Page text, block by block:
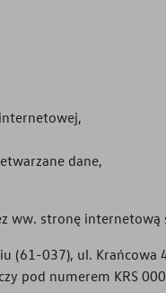
dane,
ww. stronę internetową
(61-037), ul.
pod numerem KRS